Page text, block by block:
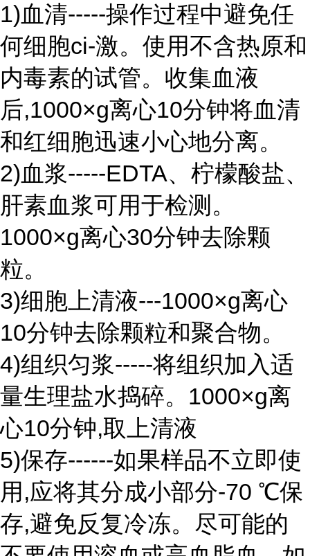
1)血清-----操作过程中避免任
何细胞ci-激。使用不含热原和
内毒素的试管。收集血液
后,1000×g离心10分钟将血清
和红细胞迅速小心地分离。
2)血浆-----EDTA、柠檬酸盐、
肝素血浆可用于检测。
1000×g离心30分钟去除颗
粒。
3)细胞上清液---1000×g离心
10分钟去除颗粒和聚合物。
4)组织匀浆-----将组织加入适
量生理盐水捣碎。1000×g离
心10分钟,取上清液
5)保存------如果样品不立即使
用,应将其分成小部分-70 ℃保
存,避免反复冷冻。尽可能的